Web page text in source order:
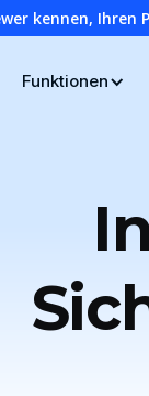
kennen,
Funktionen